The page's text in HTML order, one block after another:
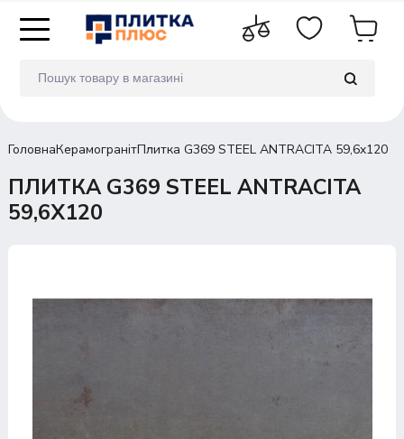
ГоловнаКерамогранітПлитка G369 STEEL ANTRACITA 59,6x120
ПЛИТКА G369 STEEL ANTRACITA
59,6X120